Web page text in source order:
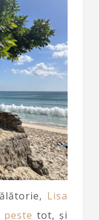
Lisa
peste tot, și